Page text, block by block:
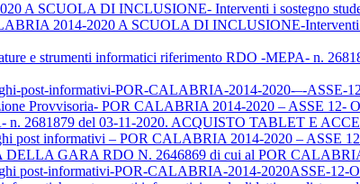
A SCUOLA DI INCLUSIONE- Interventi i sostegno
2014-2020 A SCUOLA DI INCLUSIONE-
e strumenti informatici riferimento RDO -MEPA- n.
post-informativi-POR-CALABRIA-2014-2020-–-
Provvisoria- POR CALABRIA 2014-2020 – ASSE 12-
n. 2681879 del 03-11-2020. ACQUISTO TABLET E
post informativi – POR CALABRIA 2014-2020 – ASSE
GARA RDO N. 2646869 di cui al POR CALABRIA
post-informativi-POR-CALABRIA-2014-2020ASSE-